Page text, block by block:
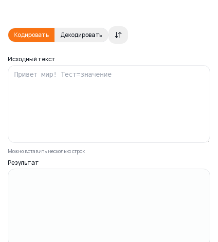
Кодировать Декодировать
Исходный текст
Можно вставить несколько строк
Результат